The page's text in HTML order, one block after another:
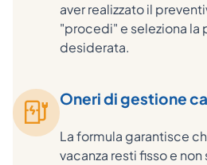
aver realizzato il
"procedi" e seleziona la
desiderata.
Oneri di gestione
La formula garantisce
vacanza resti fisso e